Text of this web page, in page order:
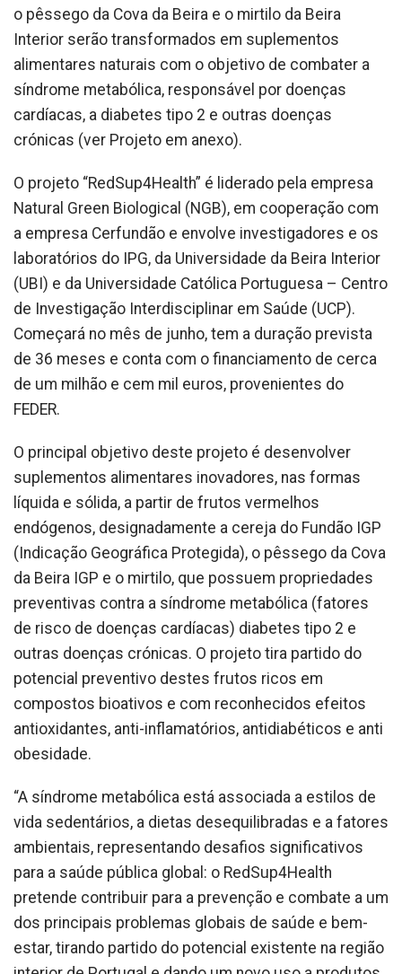
o pêssego da Cova da Beira e o mirtilo da Beira
Interior serão transformados em suplementos
alimentares naturais com o objetivo de combater a
síndrome metabólica, responsável por doenças
cardíacas, a diabetes tipo 2 e outras doenças
crónicas (ver Projeto em anexo).
O projeto “RedSup4Health” é liderado pela empresa
Natural Green Biological (NGB), em cooperação com
a empresa Cerfundão e envolve investigadores e os
laboratórios do IPG, da Universidade da Beira Interior
(UBI) e da Universidade Católica Portuguesa – Centro
de Investigação Interdisciplinar em Saúde (UCP).
Começará no mês de junho, tem a duração prevista
de 36 meses e conta com o financiamento de cerca
de um milhão e cem mil euros, provenientes do
FEDER.
O principal objetivo deste projeto é desenvolver
suplementos alimentares inovadores, nas formas
líquida e sólida, a partir de frutos vermelhos
endógenos, designadamente a cereja do Fundão IGP
(Indicação Geográfica Protegida), o pêssego da Cova
da Beira IGP e o mirtilo, que possuem propriedades
preventivas contra a síndrome metabólica (fatores
de risco de doenças cardíacas) diabetes tipo 2 e
outras doenças crónicas. O projeto tira partido do
potencial preventivo destes frutos ricos em
compostos bioativos e com reconhecidos efeitos
antioxidantes, anti-inflamatórios, antidiabéticos e anti
obesidade.
“A síndrome metabólica está associada a estilos de
vida sedentários, a dietas desequilibradas e a fatores
ambientais, representando desafios significativos
para a saúde pública global: o RedSup4Health
pretende contribuir para a prevenção e combate a um
dos principais problemas globais de saúde e bem-
estar, tirando partido do potencial existente na região